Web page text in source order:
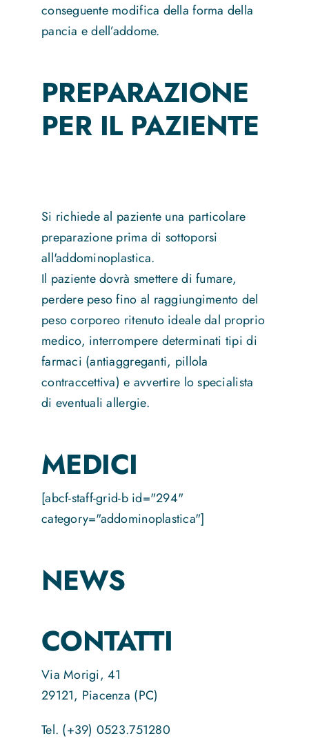
conseguente modifica della forma della
pancia e dell’addome.
PREPARAZIONE
PER IL PAZIENTE
Si richiede al paziente una particolare
preparazione prima di sottoporsi
all'addominoplastica.
Il paziente dovrà smettere di fumare,
perdere peso fino al raggiungimento del
peso corporeo ritenuto ideale dal proprio
medico, interrompere determinati tipi di
farmaci (antiaggreganti, pillola
contraccettiva) e avvertire lo specialista
di eventuali allergie.
MEDICI
[abcf-staff-grid-b id="294"
category="addominoplastica"]
NEWS
CONTATTI
Via Morigi, 41
29121, Piacenza (PC)
Tel. (+39) 0523.751280